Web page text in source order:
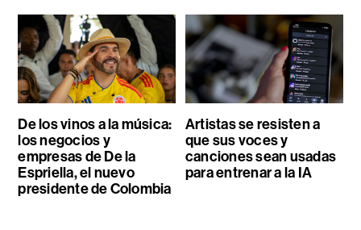
De los vinos a la música:
los negocios y
empresas de De la
Espriella, el nuevo
presidente de Colombia
Artistas se resisten a
que sus voces y
canciones sean usadas
para entrenar a la IA